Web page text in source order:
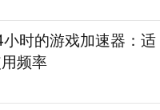
时的游戏加速器：适
频率